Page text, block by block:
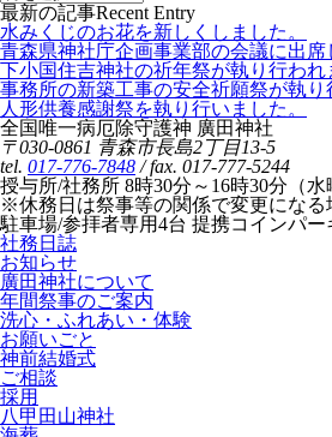
最新の記事Recent Entry
水みくじのお花を新しくしました。
青森県神社庁企画事業部の会議に出席
下小国住吉神社の祈年祭が執り行われ
事務所の新築工事の安全祈願祭が執り
人形供養感謝祭を執り行いました。
全国唯一病厄除守護神 廣田神社
〒030-0861 青森市長島2丁目13-5
tel. 017-776-7848 / fax. 017-777-5244
授与所/社務所 8時30分～16時30分（水
※休務日は祭事等の関係で変更になる
駐車場/参拝者専用4台 提携コインパー
社務日誌
お知らせ
廣田神社について
年間祭事のご案内
洗心・ふれあい・体験
お願いごと
神前結婚式
ご相談
採用
八甲田山神社